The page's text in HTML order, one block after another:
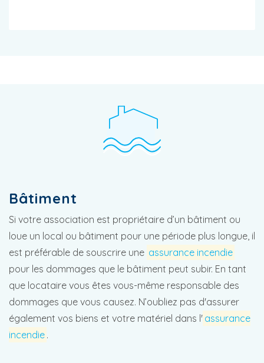
Bâtiment
Si votre association est propriétaire d’un bâtiment ou
loue un local ou bâtiment pour une période plus longue, il
est préférable de souscrire une assurance incendie
pour les dommages que le bâtiment peut subir. En tant
que locataire vous êtes vous-même responsable des
dommages que vous causez. N’oubliez pas d'assurer
également vos biens et votre matériel dans l' assurance
incendie .